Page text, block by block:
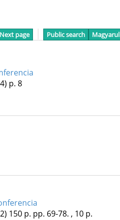
Next page Public search Magyarul
p. 8
150 p. pp. 69-78. , 10 p.